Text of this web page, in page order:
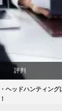
評判
ヘッドハンティング